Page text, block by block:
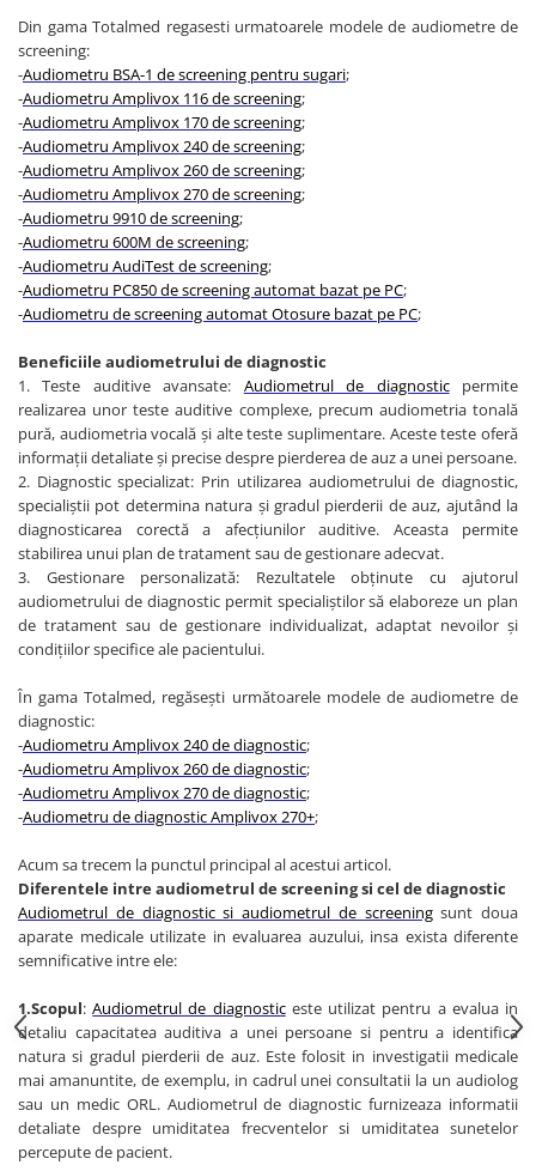
Glucometre
Holtere
Incubatoare
Injectomate si infuzomate
Lampi bactericide si Dispozitive de
Dezinfectare
Lampi de operatie si medicale
Laringoscoape
Lensmetre
Lupe chirurgicale
Masini de sflefuit lentile
Mese chirurgicale oftalmologice
Mese operatii
Monitoare fetale
Monitoare pacient
Negatoscoape
Nazofaringoscoape
optica
Oftalmoscoape
Optotipuri, teste de vedere si
proiectoare de teste
Perimetre
Pulsoximetre
Sinoptofoare
Tensiometre si stetoscoape
Termometre
Teste Cromatice
Tonometre
Din gama Totalmed regasesti urmatoarele modele de audiometre de
screening:
-Audiometru BSA-1 de screening pentru sugari;
-Audiometru Amplivox 116 de screening;
-Audiometru Amplivox 170 de screening;
-Audiometru Amplivox 240 de screening;
-Audiometru Amplivox 260 de screening;
-Audiometru Amplivox 270 de screening;
-Audiometru 9910 de screening;
-Audiometru 600M de screening;
-Audiometru AudiTest de screening;
-Audiometru PC850 de screening automat bazat pe PC;
-Audiometru de screening automat Otosure bazat pe PC;
Beneficiile audiometrului de diagnostic
1. Teste auditive avansate: Audiometrul de diagnosticpermite
realizarea unor teste auditive complexe, precum audiometria tonală
pură, audiometria vocală și alte teste suplimentare. Aceste teste oferă
informații detaliate și precise despre pierderea de auz a unei persoane.
2. Diagnostic specializat: Prin utilizarea audiometrului de diagnostic,
specialiștii pot determina natura și gradul pierderii de auz, ajutând la
diagnosticarea corectă a afecțiunilor auditive. Aceasta permite
stabilirea unui plan de tratament sau de gestionare adecvat.
3. Gestionare personalizată: Rezultatele obținute cu ajutorul
audiometrului de diagnostic permit specialiștilor să elaboreze un plan
de tratament sau de gestionare individualizat, adaptat nevoilor și
condițiilor specifice ale pacientului.
În gama Totalmed, regăsești următoarele modele de audiometre de
diagnostic:
-Audiometru Amplivox 240 de diagnostic;
-Audiometru Amplivox 260 de diagnostic;
-Audiometru Amplivox 270 de diagnostic;
-Audiometru de diagnostic Amplivox 270+;
Acum sa trecem la punctul principal al acestui articol.
Diferentele intre audiometrul de screening si cel de diagnostic
Audiometrul de diagnostic si audiometrul de screeningsunt doua
aparate medicale utilizate in evaluarea auzului, insa exista diferente
semnificative intre ele:
1.Scopul:Audiometrul de diagnosticeste utilizat pentru a evalua in
detaliu capacitatea auditiva a unei persoane si pentru a identifica
natura si gradul pierderii de auz. Este folosit in investigatii medicale
mai amanuntite, de exemplu, in cadrul unei consultatii la un audiolog
sau un medic ORL. Audiometrul de diagnostic furnizeaza informatii
detaliate despre umiditatea frecventelor si umiditatea sunetelor
percepute de pacient.